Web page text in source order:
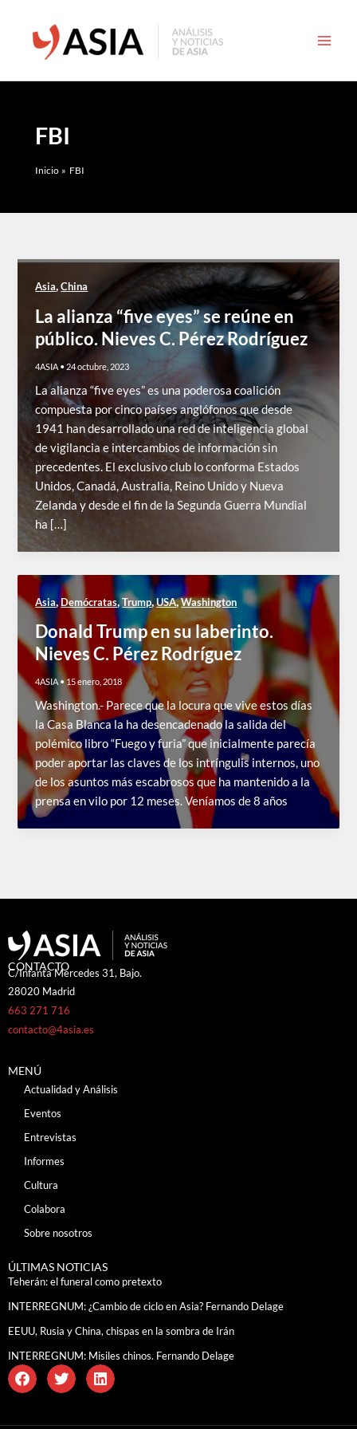
contenido
FBI
Inicio FBI
Asia,China
La alianza “five eyes” se reúne en
público. Nieves C. Pérez Rodríguez
4ASIA • 24 octubre, 2023
La alianza “five eyes” es una poderosa coalición
compuesta por cinco países anglófonos que desde
1941 han desarrollado una red de inteligencia global
de vigilancia e intercambios de información sin
precedentes. El exclusivo club lo conforma Estados
Unidos, Canadá, Australia, Reino Unido y Nueva
Zelanda y desde el fin de la Segunda Guerra Mundial
ha […]
Asia,Demócratas,Trump,USA,Washington
Donald Trump en su laberinto.
Nieves C. Pérez Rodríguez
4ASIA •15 enero, 2018
Washington.- Parece que la locura que vive estos días
la Casa Blanca la ha desencadenado la salida del
polémico libro “Fuego y furia” que inicialmente parecía
poder aportar las claves de los intríngulis internos, uno
de los asuntos más escabrosos que ha mantenido a la
prensa en vilo por 12 meses. Veníamos de 8 años
CONTACTO
C/Infanta Mercedes 31, Bajo.
28020 Madrid
663 271 716
contacto@4asia.es
MENÚ
Actualidad y Análisis
Eventos
Entrevistas
Informes
Cultura
Colabora
Sobre nosotros
ÚLTIMAS NOTICIAS
Teherán: el funeral como pretexto
INTERREGNUM: ¿Cambio de ciclo en Asia? Fernando Delage
EEUU, Rusia y China, chispas en la sombra de Irán
INTERREGNUM: Misiles chinos. Fernando Delage